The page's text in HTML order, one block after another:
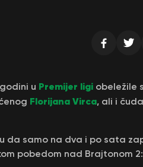
u Premijer ligi obeležile
Florijana Virca, ali i
da samo na dva i po sata
pobedom nad Brajtonom